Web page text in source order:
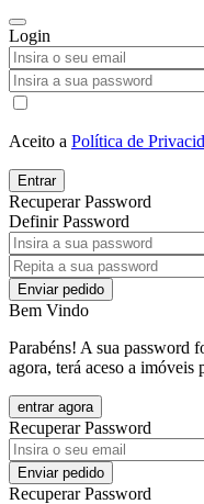
Login
Aceito a Política de
Entrar
Recuperar Password
Definir Password
Enviar pedido
Bem Vindo
Parabéns! A sua password
agora, terá aceso a imóveis
entrar agora
Recuperar Password
Enviar pedido
Recuperar Password